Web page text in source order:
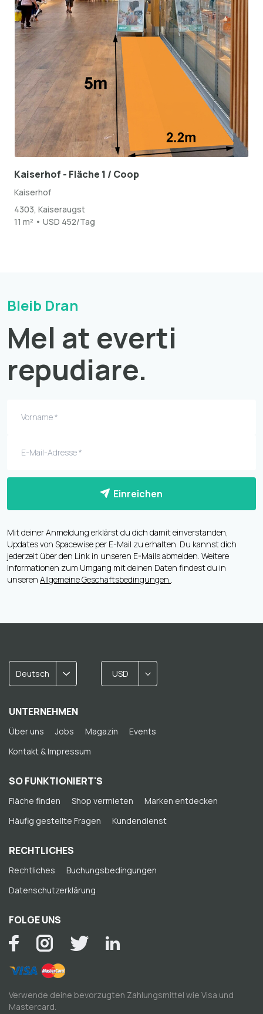
Kaiserhof - Fläche 1 / Coop
Kaiserhof
4303, Kaiseraugst
11 m² • USD 452/Tag
Bleib Dran
Mel at everti
repudiare.
Einreichen
Mit deiner Anmeldung erklärst du dich damit einverstanden,
Updates von Spacewise per E-Mail zu erhalten. Du kannst dich
jederzeit über den Link in unseren E-Mails abmelden. Weitere
Informationen zum Umgang mit deinen Daten findest du in
unseren Allgemeine Geschäftsbedingungen..
Deutsch USD
UNTERNEHMEN
Über uns Jobs Magazin
Events
Kontakt & Impressum
SO FUNKTIONIERT'S
Fläche finden Shop vermieten
Marken entdecken
Häufig gestellte Fragen
Kundendienst
RECHTLICHES
Rechtliches
Buchungsbedingungen
Datenschutzerklärung
FOLGE UNS
Verwende deine bevorzugten Zahlungsmittel wie Visa und
Mastercard.